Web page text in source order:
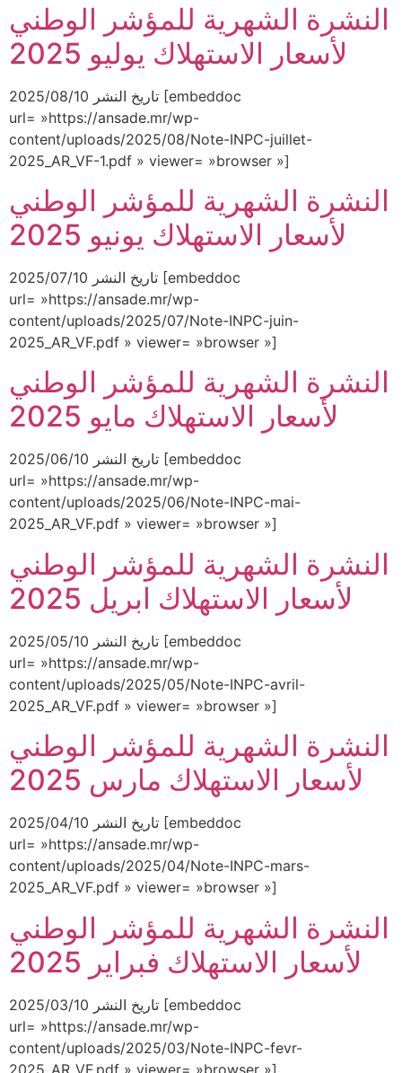
النشرة الشهرية للمؤشر الوطني
لأسعار الاستهلاك يوليو 2025
تاريخ النشر 2025/08/10 [embeddoc
url= »https://ansade.mr/wp-
content/uploads/2025/08/Note-INPC-juillet-
2025_AR_VF-1.pdf » viewer= »browser »]
النشرة الشهرية للمؤشر الوطني
لأسعار الاستهلاك يونيو 2025
تاريخ النشر 2025/07/10 [embeddoc
url= »https://ansade.mr/wp-
content/uploads/2025/07/Note-INPC-juin-
2025_AR_VF.pdf » viewer= »browser »]
النشرة الشهرية للمؤشر الوطني
لأسعار الاستهلاك مايو 2025
تاريخ النشر 2025/06/10 [embeddoc
url= »https://ansade.mr/wp-
content/uploads/2025/06/Note-INPC-mai-
2025_AR_VF.pdf » viewer= »browser »]
النشرة الشهرية للمؤشر الوطني
لأسعار الاستهلاك ابريل 2025
تاريخ النشر 2025/05/10 [embeddoc
url= »https://ansade.mr/wp-
content/uploads/2025/05/Note-INPC-avril-
2025_AR_VF.pdf » viewer= »browser »]
النشرة الشهرية للمؤشر الوطني
لأسعار الاستهلاك مارس 2025
تاريخ النشر 2025/04/10 [embeddoc
url= »https://ansade.mr/wp-
content/uploads/2025/04/Note-INPC-mars-
2025_AR_VF.pdf » viewer= »browser »]
النشرة الشهرية للمؤشر الوطني
لأسعار الاستهلاك فبراير 2025
تاريخ النشر 2025/03/10 [embeddoc
url= »https://ansade.mr/wp-
content/uploads/2025/03/Note-INPC-fevr-
2025_AR_VF.pdf » viewer= »browser »]